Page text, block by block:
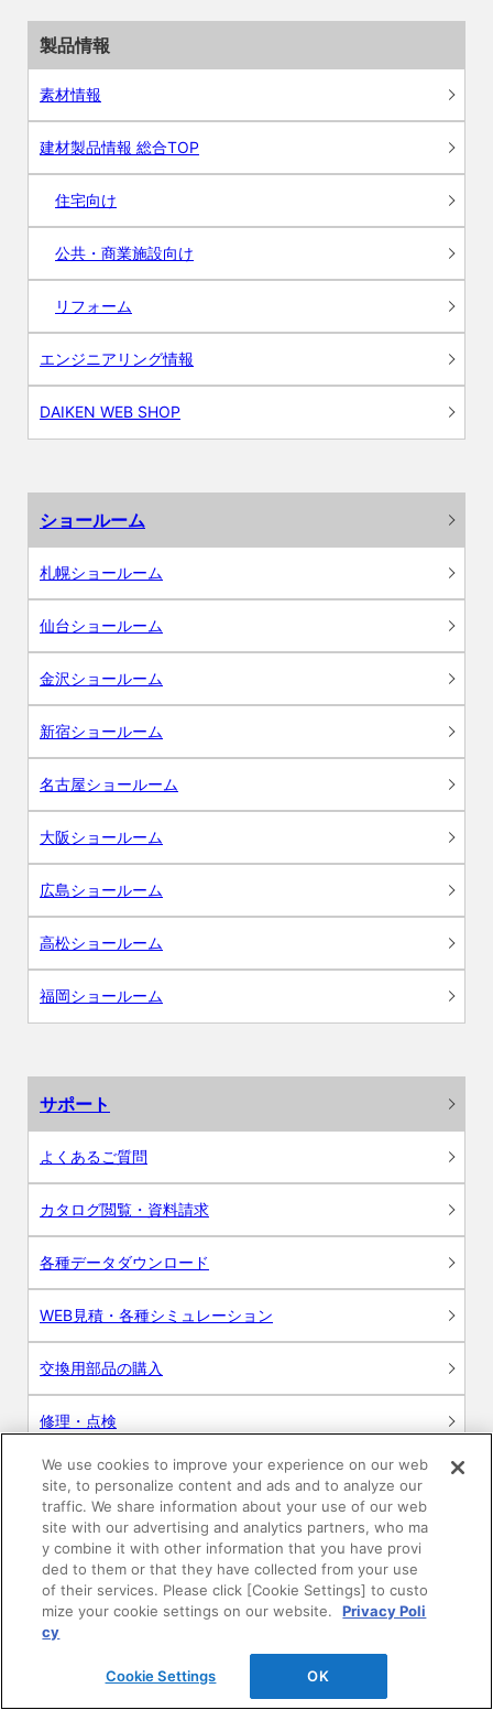
製品情報
素材情報
建材製品情報 総合TOP
住宅向け
公共・商業施設向け
リフォーム
エンジニアリング情報
DAIKEN WEB SHOP
ショールーム
札幌ショールーム
仙台ショールーム
金沢ショールーム
新宿ショールーム
名古屋ショールーム
大阪ショールーム
広島ショールーム
高松ショールーム
福岡ショールーム
サポート
よくあるご質問
カタログ閲覧・資料請求
各種データダウンロード
WEB見積・各種シミュレーション
交換用部品の購入
修理・点検
お問い合わせ
ログイン
建築・設計関係者様向けサイト
ユーザー登録サービス
WEB見積システム
We use cookies to improve your experience on our web
site, to personalize content and ads and to analyze our
traffic. We share information about your use of our web
site with our advertising and analytics partners, who ma
y combine it with other information that you have provi
ded to them or that they have collected from your use
of their services. Please click [Cookie Settings] to custo
mize your cookie settings on our website.
Privacy Poli
cy
Cookie Settings OK